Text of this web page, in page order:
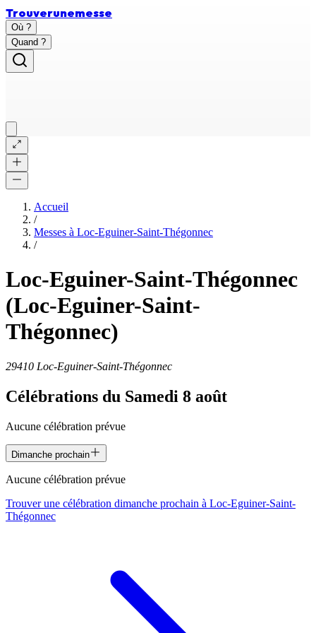
Trouverunemesse
Où ?
Quand ?
Accueil
/
Messes à Loc-Eguiner-Saint-Thégonnec
/
Loc-Eguiner-Saint-Thégonnec
(Loc-Eguiner-Saint-
Thégonnec)
29410 Loc-Eguiner-Saint-Thégonnec
Célébrations du Samedi 8 août
Aucune célébration prévue
Dimanche prochain
Aucune célébration prévue
Trouver une célébration dimanche prochain à Loc-Eguiner-Saint-
Thégonnec